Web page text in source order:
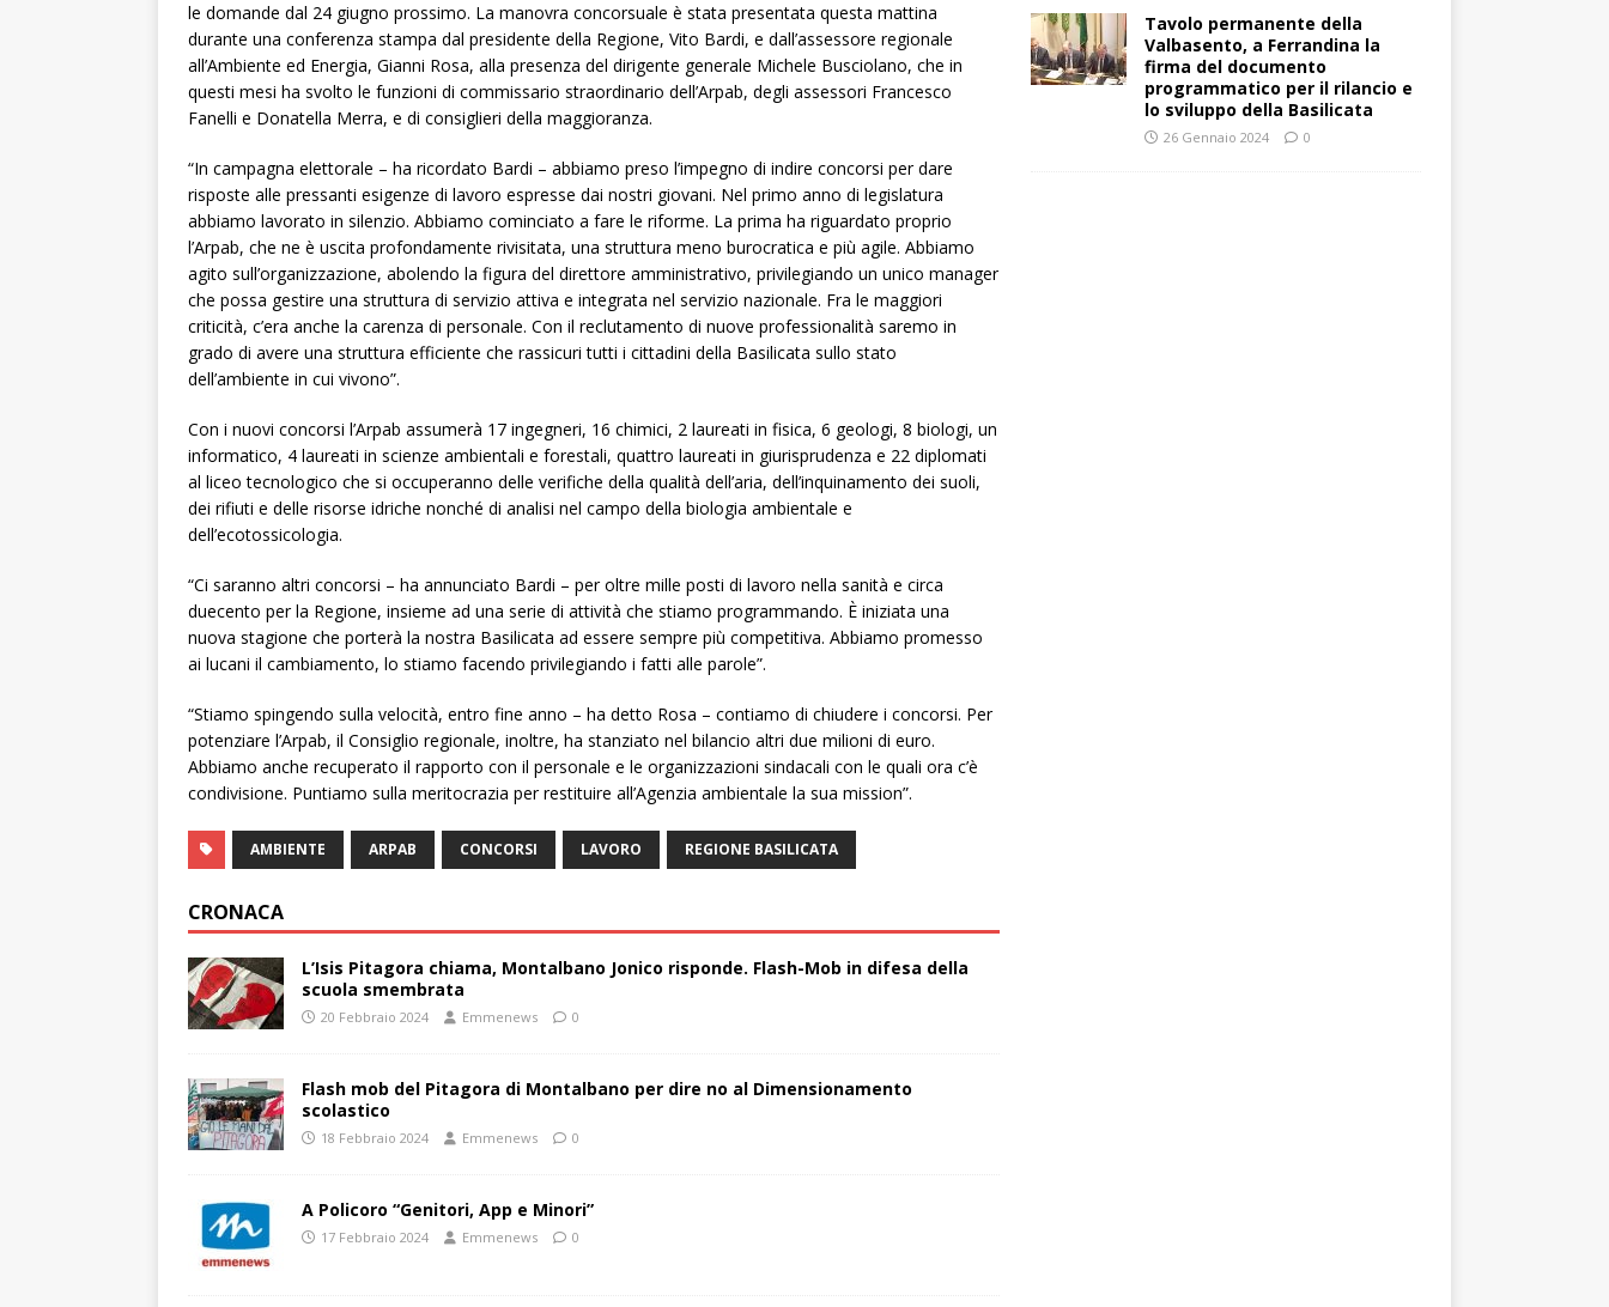
le domande dal 24 giugno prossimo. La manovra concorsuale è stata presentata questa mattina
durante una conferenza stampa dal presidente della Regione, Vito Bardi, e dall’assessore regionale
all’Ambiente ed Energia, Gianni Rosa, alla presenza del dirigente generale Michele Busciolano, che in
questi mesi ha svolto le funzioni di commissario straordinario dell’Arpab, degli assessori Francesco
Fanelli e Donatella Merra, e di consiglieri della maggioranza.
“In campagna elettorale – ha ricordato Bardi – abbiamo preso l’impegno di indire concorsi per dare
risposte alle pressanti esigenze di lavoro espresse dai nostri giovani. Nel primo anno di legislatura
abbiamo lavorato in silenzio. Abbiamo cominciato a fare le riforme. La prima ha riguardato proprio
l’Arpab, che ne è uscita profondamente rivisitata, una struttura meno burocratica e più agile. Abbiamo
agito sull’organizzazione, abolendo la figura del direttore amministrativo, privilegiando un unico manager
che possa gestire una struttura di servizio attiva e integrata nel servizio nazionale. Fra le maggiori
criticità, c’era anche la carenza di personale. Con il reclutamento di nuove professionalità saremo in
grado di avere una struttura efficiente che rassicuri tutti i cittadini della Basilicata sullo stato
dell’ambiente in cui vivono”.
Con i nuovi concorsi l’Arpab assumerà 17 ingegneri, 16 chimici, 2 laureati in fisica, 6 geologi, 8 biologi, un
informatico, 4 laureati in scienze ambientali e forestali, quattro laureati in giurisprudenza e 22 diplomati
al liceo tecnologico che si occuperanno delle verifiche della qualità dell’aria, dell’inquinamento dei suoli,
dei rifiuti e delle risorse idriche nonché di analisi nel campo della biologia ambientale e
dell’ecotossicologia.
“Ci saranno altri concorsi – ha annunciato Bardi – per oltre mille posti di lavoro nella sanità e circa
duecento per la Regione, insieme ad una serie di attività che stiamo programmando. È iniziata una
nuova stagione che porterà la nostra Basilicata ad essere sempre più competitiva. Abbiamo promesso
ai lucani il cambiamento, lo stiamo facendo privilegiando i fatti alle parole”.
“Stiamo spingendo sulla velocità, entro fine anno – ha detto Rosa – contiamo di chiudere i concorsi. Per
potenziare l’Arpab, il Consiglio regionale, inoltre, ha stanziato nel bilancio altri due milioni di euro.
Abbiamo anche recuperato il rapporto con il personale e le organizzazioni sindacali con le quali ora c’è
condivisione. Puntiamo sulla meritocrazia per restituire all’Agenzia ambientale la sua mission”.
AMBIENTE ARPAB CONCORSI LAVORO REGIONE BASILICATA
CRONACA
L’Isis Pitagora chiama, Montalbano Jonico risponde. Flash-Mob in difesa della
scuola smembrata
20 Febbraio 2024 Emmenews 0
Flash mob del Pitagora di Montalbano per dire no al Dimensionamento
scolastico
18 Febbraio 2024 Emmenews 0
A Policoro “Genitori, App e Minori”
17 Febbraio 2024 Emmenews 0
Tavolo permanente della
Valbasento, a Ferrandina la
firma del documento
programmatico per il rilancio e
lo sviluppo della Basilicata
26 Gennaio 2024 0